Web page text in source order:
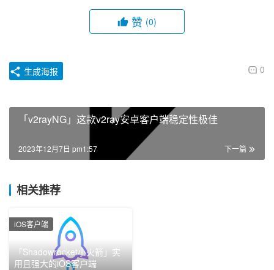
赞 (0)
0
生成海报
「v2rayNG」这款v2ray安卓客户端稳定性极佳
下一篇
2023年12月7日 pm1:57
相关推荐
「Shadowrocket小火箭」实
用且强大的iOS客户端
iOS客户端